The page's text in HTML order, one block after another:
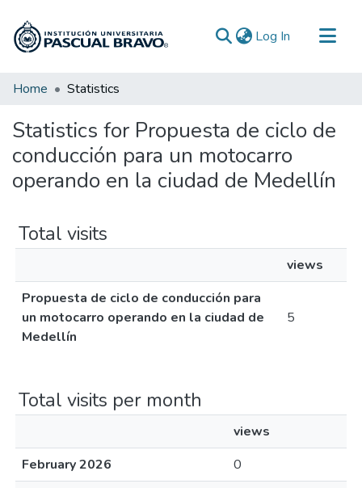
Log In (current)
Communities & Collections
Home Statistics
Statistics for Propuesta de ciclo de
conducción para un motocarro
operando en la ciudad de Medellín
Total visits
views
Propuesta de ciclo de conducción para
un motocarro operando en la ciudad de
Medellín
5
Total visits per month
views
February 2026
0